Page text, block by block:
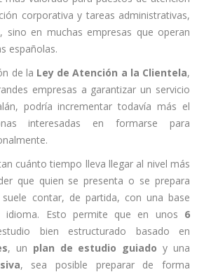
corporativa y tareas administrativas,
sino en muchas empresas que operan
españolas.
de la Ley de Atención a la Clientela,
empresas a garantizar un servicio
podría incrementar todavía más el
interesadas en formarse para
cuánto tiempo lleva llegar al nivel más
que quien se presenta o se prepara
contar, de partida, con una base
idioma. Esto permite que en unos 6
bien estructurado basado en
, un plan de estudio guiado y una
, sea posible preparar de forma